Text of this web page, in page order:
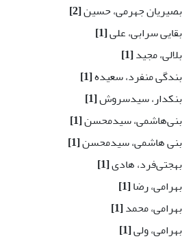
بصیریان جهرمی، حسین[2]
بقایی سرابی، علی[1]
بلالی، مجید[1]
بندگی منفرد، سعیده[1]
بنکدار، سیدسروش[1]
بنی‌هاشمی، سید‌محسن[1]
بنی هاشمی، سیدمحسن[1]
بهجتی‌فرد، هادی[1]
بهرامی، رضا[1]
بهرامی، محمد[1]
بهرامی، ولی[1]